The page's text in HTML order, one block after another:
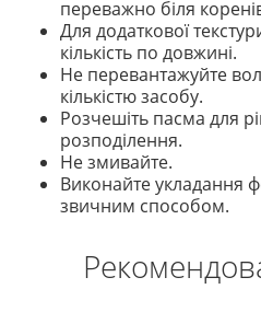
переважно біля
Для додаткової
кількість по довжині.
Не перевантажуйте
кількістю засобу.
Розчешіть пасма для
розподілення.
Не змивайте.
Виконайте укладання
звичним способом.